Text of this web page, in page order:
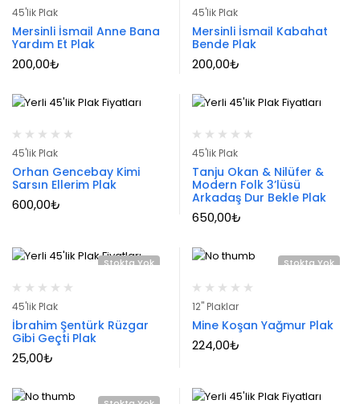
45'lik Plak
Mersinli İsmail Anne Bana
Yardım Et Plak
200,00₺
45'lik Plak
Mersinli İsmail Kabahat
Bende Plak
200,00₺
45'lik Plak
Orhan Gencebay Kimi
Sarsın Ellerim Plak
600,00₺
45'lik Plak
Tanju Okan & Nilüfer &
Modern Folk 3’lüsü
Arkadaş Dur Bekle Plak
650,00₺
Stokta Yok
45'lik Plak
İbrahim Şentürk Rüzgar
Gibi Geçti Plak
25,00₺
Stokta Yok
12" Plaklar
Mine Koşan Yağmur Plak
224,00₺